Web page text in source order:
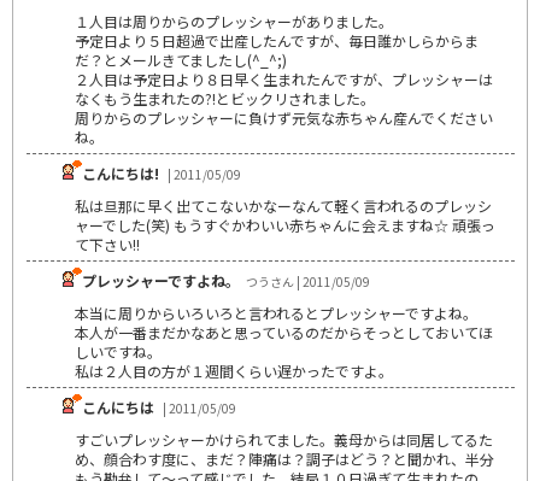
１人目は周りからのプレッシャーがありました。
予定日より５日超過で出産したんですが、毎日誰かしらからま
だ？とメールきてましたし(^_^;)
２人目は予定日より８日早く生まれたんですが、プレッシャーは
なくもう生まれたの?!とビックリされました。
周りからのプレッシャーに負けず元気な赤ちゃん産んでください
ね。
こんにちは! | 2011/05/09
私は旦那に早く出てこないかなーなんて軽く言われるのプレッシ
ャーでした(笑) もうすぐかわいい赤ちゃんに会えますね☆ 頑張っ
て下さい!!
プレッシャーですよね。
つうさん | 2011/05/09
本当に周りからいろいろと言われるとプレッシャーですよね。
本人が一番まだかなあと思っているのだからそっとしておいてほ
しいですね。
私は２人目の方が１週間くらい遅かったですよ。
こんにちは | 2011/05/09
すごいプレッシャーかけられてました。義母からは同居してるた
め、顔合わす度に、まだ？陣痛は？調子はどう？と聞かれ、半分